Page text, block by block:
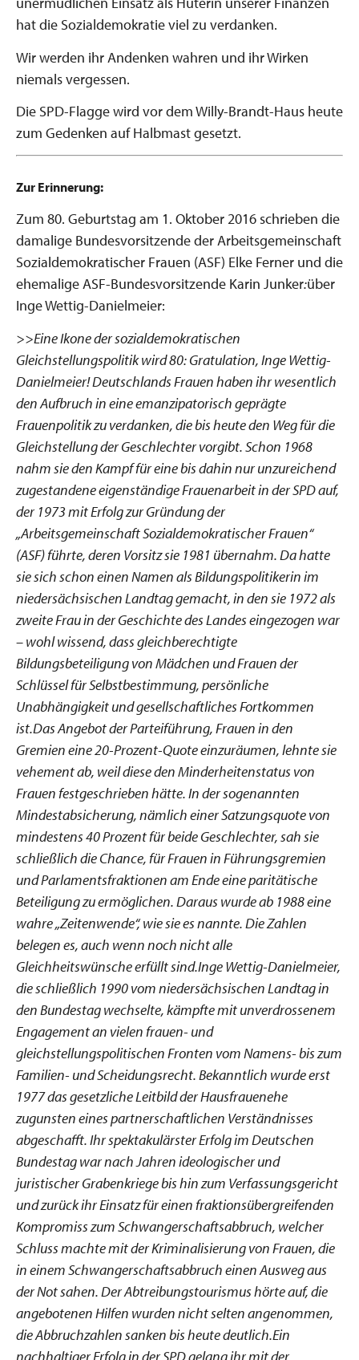
hat die Sozialdemokratie viel zu verdanken.
Wir werden ihr Andenken wahren und ihr Wirken
niemals vergessen.
Die SPD-Flagge wird vor dem Willy-Brandt-Haus heute
zum Gedenken auf Halbmast gesetzt.
Zur Erinnerung:
Zum 80. Geburtstag am 1. Oktober 2016 schrieben die
damalige Bundesvorsitzende der Arbeitsgemeinschaft
Sozialdemokratischer Frauen (ASF) Elke Ferner und die
ehemalige ASF-Bundesvorsitzende Karin Junker:über
Inge Wettig-Danielmeier:
>>Eine Ikone der sozialdemokratischen
Gleichstellungspolitik wird 80: Gratulation, Inge Wettig-
Danielmeier! Deutschlands Frauen haben ihr wesentlich
den Aufbruch in eine emanzipatorisch geprägte
Frauenpolitik zu verdanken, die bis heute den Weg für die
Gleichstellung der Geschlechter vorgibt. Schon 1968
nahm sie den Kampf für eine bis dahin nur unzureichend
zugestandene eigenständige Frauenarbeit in der SPD auf,
der 1973 mit Erfolg zur Gründung der
„Arbeitsgemeinschaft Sozialdemokratischer Frauen“
(ASF) führte, deren Vorsitz sie 1981 übernahm. Da hatte
sie sich schon einen Namen als Bildungspolitikerin im
niedersächsischen Landtag gemacht, in den sie 1972 als
zweite Frau in der Geschichte des Landes eingezogen war
– wohl wissend, dass gleichberechtigte
Bildungsbeteiligung von Mädchen und Frauen der
Schlüssel für Selbstbestimmung, persönliche
Unabhängigkeit und gesellschaftliches Fortkommen
ist.Das Angebot der Parteiführung, Frauen in den
Gremien eine 20-Prozent-Quote einzuräumen, lehnte sie
vehement ab, weil diese den Minderheitenstatus von
Frauen festgeschrieben hätte. In der sogenannten
Mindestabsicherung, nämlich einer Satzungsquote von
mindestens 40 Prozent für beide Geschlechter, sah sie
schließlich die Chance, für Frauen in Führungsgremien
und Parlamentsfraktionen am Ende eine paritätische
Beteiligung zu ermöglichen. Daraus wurde ab 1988 eine
wahre „Zeitenwende“, wie sie es nannte. Die Zahlen
belegen es, auch wenn noch nicht alle
Gleichheitswünsche erfüllt sind.Inge Wettig-Danielmeier,
die schließlich 1990 vom niedersächsischen Landtag in
den Bundestag wechselte, kämpfte mit unverdrossenem
Engagement an vielen frauen- und
gleichstellungspolitischen Fronten vom Namens- bis zum
Familien- und Scheidungsrecht. Bekanntlich wurde erst
1977 das gesetzliche Leitbild der Hausfrauenehe
zugunsten eines partnerschaftlichen Verständnisses
abgeschafft. Ihr spektakulärster Erfolg im Deutschen
Bundestag war nach Jahren ideologischer und
juristischer Grabenkriege bis hin zum Verfassungsgericht
und zurück ihr Einsatz für einen fraktionsübergreifenden
Kompromiss zum Schwangerschaftsabbruch, welcher
Schluss machte mit der Kriminalisierung von Frauen, die
in einem Schwangerschaftsabbruch einen Ausweg aus
der Not sahen. Der Abtreibungstourismus hörte auf, die
angebotenen Hilfen wurden nicht selten angenommen,
die Abbruchzahlen sanken bis heute deutlich.Ein
nachhaltiger Erfolg in der SPD gelang ihr mit der